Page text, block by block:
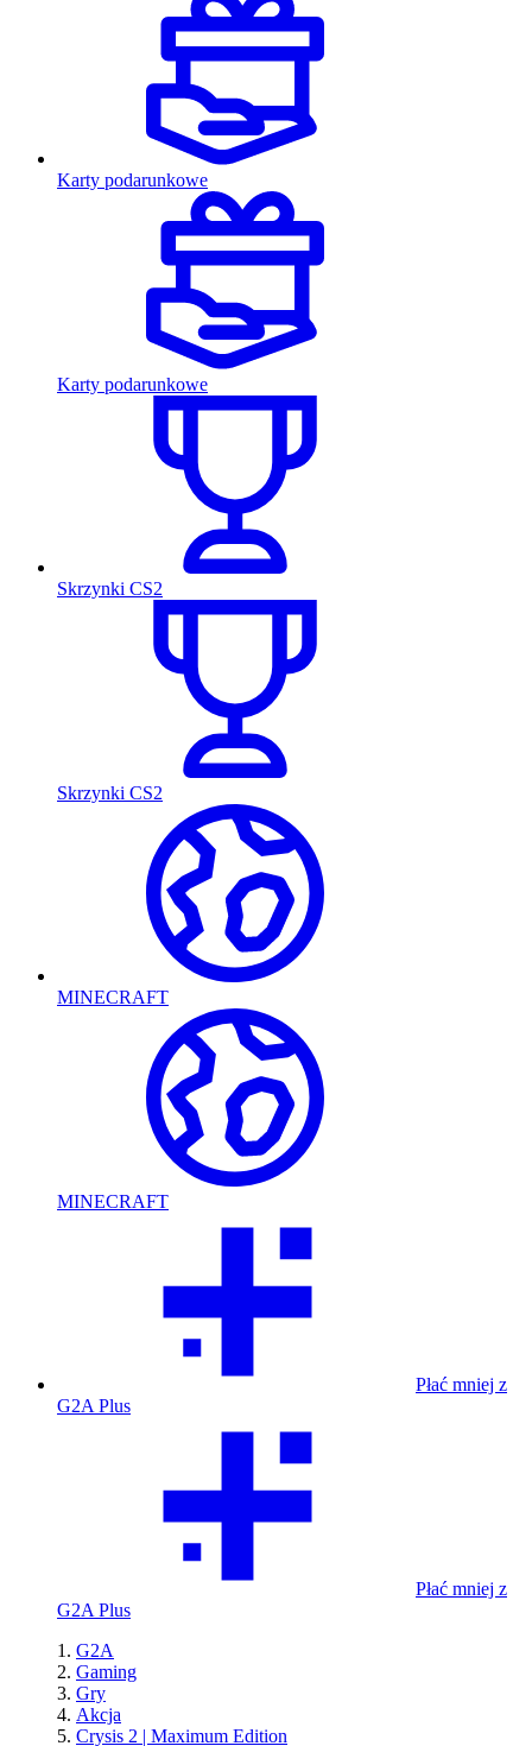
Karty podarunkowe
Karty podarunkowe
Skrzynki CS2
Skrzynki CS2
MINECRAFT
MINECRAFT
Płać mniej z
G2A Plus
Płać mniej z
G2A Plus
G2A
Gaming
Gry
Akcja
Crysis 2 | Maximum Edition